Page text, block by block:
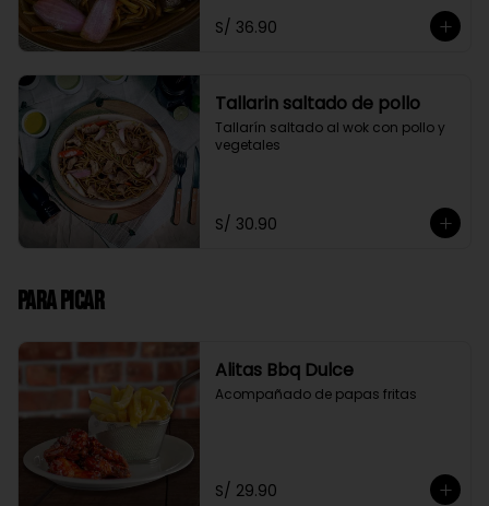
S/ 36.90
Tallarin saltado de pollo
Tallarín saltado al wok con pollo y
vegetales
S/ 30.90
Para Picar
Alitas Bbq Dulce
Acompañado de papas fritas
S/ 29.90